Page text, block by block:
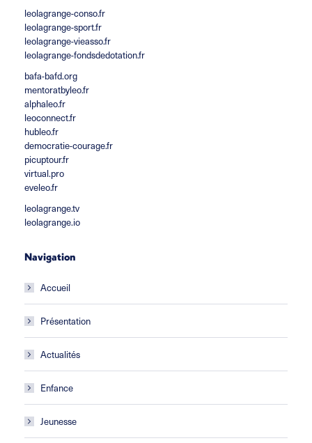
leolagrange-conso.fr
leolagrange-sport.fr
leolagrange-vieasso.fr
leolagrange-fondsdedotation.fr
bafa-bafd.org
mentoratbyleo.fr
alphaleo.fr
leoconnect.fr
hubleo.fr
democratie-courage.fr
picuptour.fr
virtual.pro
eveleo.fr
leolagrange.tv
leolagrange.io
Navigation
Accueil
Présentation
Actualités
Enfance
Jeunesse